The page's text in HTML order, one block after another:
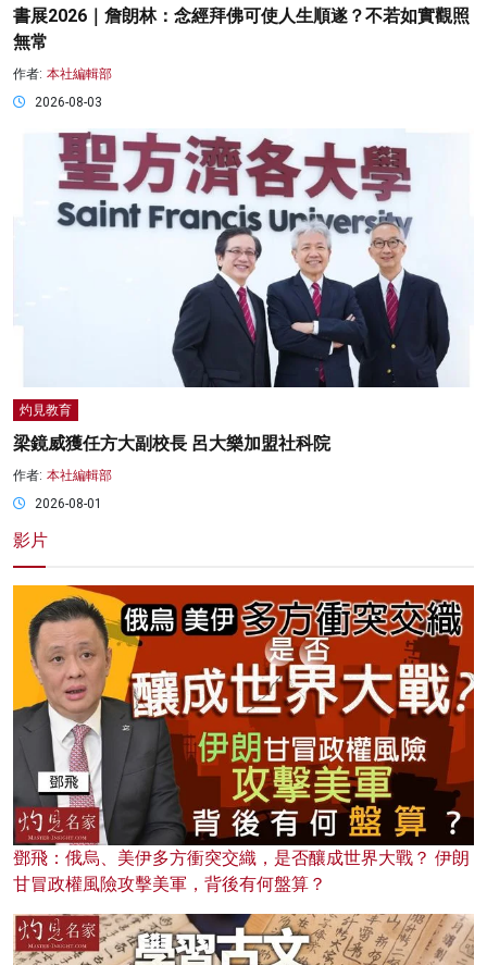
書展2026｜詹朗林：念經拜佛可使人生順遂？不若如實觀照
無常
作者: 本社編輯部
2026-08-03
灼見教育
梁鏡威獲任方大副校長 呂大樂加盟社科院
作者: 本社編輯部
2026-08-01
影片
鄧飛：俄烏、美伊多方衝突交織，是否釀成世界大戰？ 伊朗
甘冒政權風險攻擊美軍，背後有何盤算？